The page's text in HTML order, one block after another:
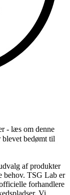
- læs om denne
bedømt til
af produkter
behov. TSG Lab er
forhandlere